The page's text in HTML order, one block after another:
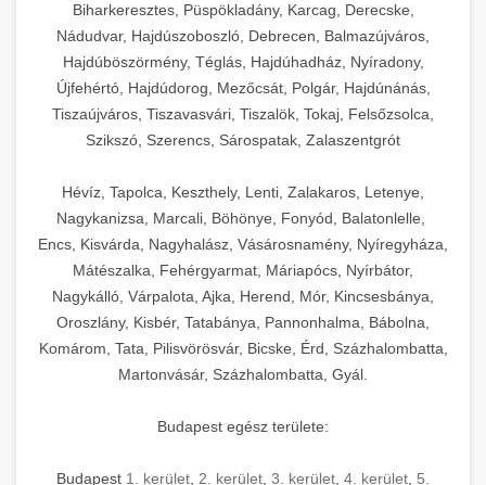
Biharkeresztes, Püspökladány, Karcag, Derecske,
Nádudvar, Hajdúszoboszló, Debrecen, Balmazújváros,
Hajdúböszörmény, Téglás, Hajdúhadház, Nyíradony,
Újfehértó, Hajdúdorog, Mezőcsát, Polgár, Hajdúnánás,
Tiszaújváros, Tiszavasvári, Tiszalök, Tokaj, Felsőzsolca,
Szikszó, Szerencs, Sárospatak, Zalaszentgrót
Hévíz, Tapolca, Keszthely, Lenti, Zalakaros, Letenye,
Nagykanizsa, Marcali, Böhönye, Fonyód, Balatonlelle,
Encs, Kisvárda, Nagyhalász, Vásárosnamény, Nyíregyháza,
Mátészalka, Fehérgyarmat, Máriapócs, Nyírbátor,
Nagykálló, Várpalota, Ajka, Herend, Mór, Kincsesbánya,
Oroszlány, Kisbér, Tatabánya, Pannonhalma, Bábolna,
Komárom, Tata, Pilisvörösvár, Bicske, Érd, Százhalombatta,
Martonvásár, Százhalombatta, Gyál.
Budapest egész területe:
Budapest 1. kerület 2. kerület 3. kerület 4. kerület 5.